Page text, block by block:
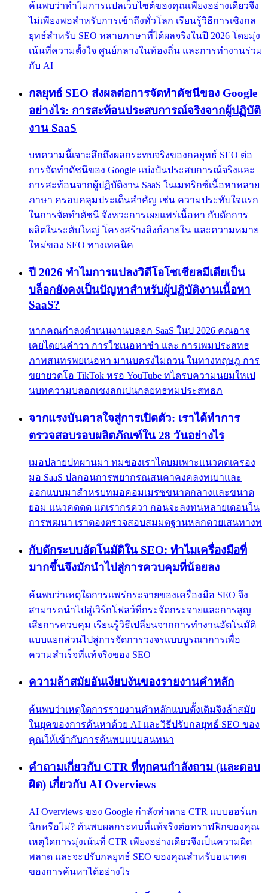
ค้นพบว่าทำไมการแปลเว็บไซต์ของคุณเพียงอย่างเดียวจึง
ไม่เพียงพอสำหรับการเข้าถึงทั่วโลก เรียนรู้วิธีการเชิงกล
ยุทธ์สำหรับ SEO หลายภาษาที่ได้ผลจริงในปี 2026 โดยมุ่ง
เน้นที่ความตั้งใจ ศูนย์กลางในท้องถิ่น และการทำงานร่วม
กับ AI
กลยุทธ์ SEO ส่งผลต่อการจัดทำดัชนีของ Google
อย่างไร: การสะท้อนประสบการณ์จริงจากผู้ปฏิบัติ
งาน SaaS
บทความนี้เจาะลึกถึงผลกระทบจริงของกลยุทธ์ SEO ต่อ
การจัดทำดัชนีของ Google แบ่งปันประสบการณ์จริงและ
การสะท้อนจากผู้ปฏิบัติงาน SaaS ในเมทริกซ์เนื้อหาหลาย
ภาษา ครอบคลุมประเด็นสำคัญ เช่น ความประทับใจแรก
ในการจัดทำดัชนี จังหวะการเผยแพร่เนื้อหา กับดักการ
ผลิตในระดับใหญ่ โครงสร้างลิงก์ภายใน และความหมาย
ใหม่ของ SEO ทางเทคนิค
ปี 2026 ทำไมการแปลงวิดีโอโซเชียลมีเดียเป็น
บล็อกยังคงเป็นปัญหาสำหรับผู้ปฏิบัติงานเนื้อหา
SaaS?
หากคณกำลงดำเนนงานบลอก SaaS ในป 2026 คณอาจ
เคยไดยนคำวา การใชเนอหาซำ และ การเพมประสทธ
ภาพสนทรพยเนอหา มานบครงไมถวน ในทางทฤษฎ การ
ขยายวดโอ TikTok หรอ YouTube ทไดรบความนยมใหเป
นบทความบลอกเชงลกเปนกลยทธทมประสทธภ
จากแรงบันดาลใจสู่การเปิดตัว: เราได้ทำการ
ตรวจสอบรอบผลิตภัณฑ์ใน 28 วันอย่างไร
เมอปลายปทผานมา ทมของเราไดบมเพาะแนวคดเครอง
มอ SaaS ปลกอนการพยากรณสนคาคงคลงทเบาและ
ออกแบบมาสำหรบทมอคอมเมรซขนาดกลางและขนาด
ยอม แนวคดดด แตเรากรดวา กอนจะลงทนหลายเดอนใน
การพฒนา เราตองตรวจสอบสมมตฐานหลกดวยเสนทางท
กับดักระบบอัตโนมัติใน SEO: ทำไมเครื่องมือที่
มากขึ้นจึงมักนำไปสู่การควบคุมที่น้อยลง
ค้นพบว่าเหตุใดการแพร่กระจายของเครื่องมือ SEO จึง
สามารถนำไปสู่เวิร์กโฟลว์ที่กระจัดกระจายและการสูญ
เสียการควบคุม เรียนรู้วิธีเปลี่ยนจากการทำงานอัตโนมัติ
แบบแยกส่วนไปสู่การจัดการวงจรแบบบูรณาการเพื่อ
ความสำเร็จที่แท้จริงของ SEO
ความล้าสมัยอันเงียบงันของรายงานคำหลัก
ค้นพบว่าเหตุใดการรายงานคำหลักแบบดั้งเดิมจึงล้าสมัย
ในยุคของการค้นหาด้วย AI และวิธีปรับกลยุทธ์ SEO ของ
คุณให้เข้ากับการค้นพบแบบสนทนา
คำถามเกี่ยวกับ CTR ที่ทุกคนกำลังถาม (และตอบ
ผิด) เกี่ยวกับ AI Overviews
AI Overviews ของ Google กำลังทำลาย CTR แบบออร์แก
นิกหรือไม่? ค้นพบผลกระทบที่แท้จริงต่อทราฟฟิกของคุณ
เหตุใดการมุ่งเน้นที่ CTR เพียงอย่างเดียวจึงเป็นความผิด
พลาด และจะปรับกลยุทธ์ SEO ของคุณสำหรับอนาคต
ของการค้นหาได้อย่างไร